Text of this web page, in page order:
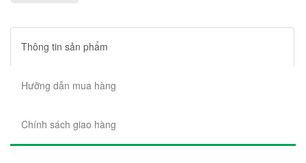
Thông tin sản phẩm
Hưỡng dẫn mua hàng
Chính sách giao hàng